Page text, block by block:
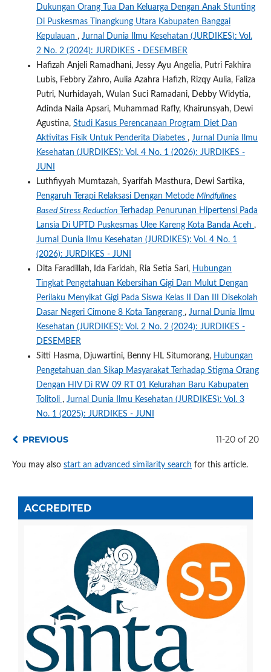
Dukungan Orang Tua Dan Keluarga Dengan Anak Stunting
Di Puskesmas Tinangkung Utara Kabupaten Banggai
Kepulauan , Jurnal Dunia Ilmu Kesehatan (JURDIKES): Vol.
2 No. 2 (2024): JURDIKES - DESEMBER
Hafizah Anjeli Ramadhani, Jessy Ayu Angelia, Putri Fakhira
Lubis, Febbry Zahro, Aulia Azahra Hafizh, Rizqy Aulia, Faliza
Putri, Nurhidayah, Wulan Suci Ramadani, Debby Widytia,
Adinda Naila Apsari, Muhammad Rafly, Khairunsyah, Dewi
Agustina, Studi Kasus Perencanaan Program Diet Dan
Aktivitas Fisik Untuk Penderita Diabetes , Jurnal Dunia Ilmu
Kesehatan (JURDIKES): Vol. 4 No. 1 (2026): JURDIKES -
JUNI
Luthfiyyah Mumtazah, Syarifah Masthura, Dewi Sartika,
Pengaruh Terapi Relaksasi Dengan Metode Mindfullnes
Based Stress ReductionTerhadap Penurunan Hipertensi Pada
Lansia Di UPTD Puskesmas Ulee Kareng Kota Banda Aceh ,
Jurnal Dunia Ilmu Kesehatan (JURDIKES): Vol. 4 No. 1
(2026): JURDIKES - JUNI
Dita Faradillah, Ida Faridah, Ria Setia Sari, Hubungan
Tingkat Pengetahuan Kebersihan Gigi Dan Mulut Dengan
Perilaku Menyikat Gigi Pada Siswa Kelas II Dan III Disekolah
Dasar Negeri Cimone 8 Kota Tangerang , Jurnal Dunia Ilmu
Kesehatan (JURDIKES): Vol. 2 No. 2 (2024): JURDIKES -
DESEMBER
Sitti Hasma, Djuwartini, Benny HL Situmorang, Hubungan
Pengetahuan dan Sikap Masyarakat Terhadap Stigma Orang
Dengan HIV Di RW 09 RT 01 Kelurahan Baru Kabupaten
Tolitoli , Jurnal Dunia Ilmu Kesehatan (JURDIKES): Vol. 3
No. 1 (2025): JURDIKES - JUNI
PREVIOUS 11-20 of 20
You may also start an advanced similarity search for this article.
ACCREDITED